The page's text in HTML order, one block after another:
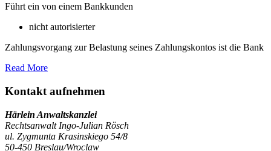
Führt ein von einem Bankkunden
nicht autorisierter
Zahlungsvorgang zur Belastung seines Zahlungskontos ist die Bank
Read More
Kontakt aufnehmen
Härlein Anwaltskanzlei
Rechtsanwalt Ingo-Julian Rösch
ul. Zygmunta Krasinskiego 54/8
50-450 Breslau/Wroclaw